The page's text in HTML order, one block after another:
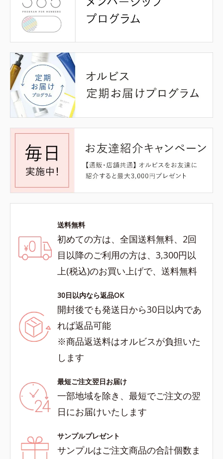
送料無料
初めての方は、全国送料無料、2回
目以降のご利用の方は、3,300円以
上(税込)のお買い上げで、送料無料
30日以内なら返品OK
開封後でも発送日から30日以内であ
れば返品可能
※商品返送料はオルビスが負担いた
します
最短ご注文翌日お届け
一部地域を除き、最短でご注文の翌
日にお届けいたします
サンプルプレゼント
サンプルはご注文商品の合計個数ま